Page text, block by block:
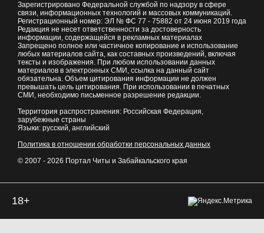
Зарегистрировано Федеральной службой по надзору в сфере
связи, информационных технологий и массовых коммуникаций.
Регистрационный номер: ЭЛ № ФС 77 - 75882 от 24 июня 2019 года
Редакция не несет ответственности за достоверность
информации, содержащейся в рекламных материалах
Запрещено полное или частичное копирование и использование
любых материалов сайта, как составных произведений, включая
тексты и изображения. При любом использовании данных
материалов в электронных СМИ, ссылка на данный сайт
обязательна. Объем цитирования информации не должен
превышать цель цитирования. При использовании в печатных
СМИ, необходимо письменное разрешение редакции.
Территория распространения: Российская Федерация,
зарубежные страны
Языки: русский, английский
Политика в отношении обработки персональных данных
© 2007 - 2026 Портал Читы и Забайкальского края
18+